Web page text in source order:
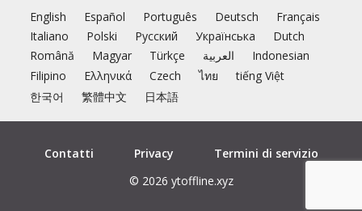
English Español Português Deutsch
Français
Italiano
Polski Русский Українська
Dutch
Română
Magyar Türkçe العربية
Indonesian
Filipino
Ελληνικά Czech ไทย
tiếng Việt
한국어
繁體中文 日本語
Contatti Privacy
Termini di servizio
© 2026 ytoffline.xyz